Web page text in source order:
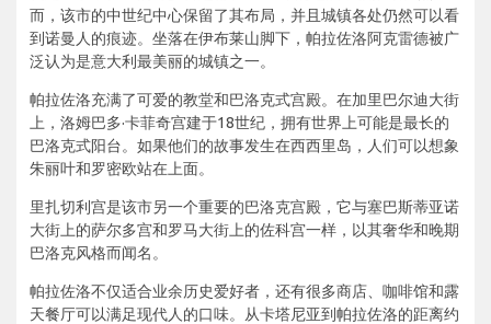
而，该市的中世纪中心保留了其布局，并且城镇各处仍然可以看
到诺曼人的痕迹。坐落在伊布莱山脚下，帕拉佐洛阿克雷德被广
泛认为是意大利最美丽的城镇之一。
帕拉佐洛充满了可爱的教堂和巴洛克式宫殿。在加里巴尔迪大街
上，洛姆巴多·卡菲奇宫建于18世纪，拥有世界上可能是最长的
巴洛克式阳台。如果他们的故事发生在西西里岛，人们可以想象
朱丽叶和罗密欧站在上面。
里扎切利宫是该市另一个重要的巴洛克宫殿，它与塞巴斯蒂亚诺
大街上的萨尔多宫和罗马大街上的佐科宫一样，以其奢华和晚期
巴洛克风格而闻名。
帕拉佐洛不仅适合业余历史爱好者，还有很多商店、咖啡馆和露
天餐厅可以满足现代人的口味。从卡塔尼亚到帕拉佐洛的距离约